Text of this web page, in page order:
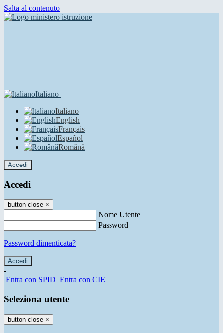
Salta al contenuto
Italiano
Italiano
English
Français
Español
Română
Accedi
Accedi
button close ×
Nome Utente
Password
Password dimenticata?
-
Entra con SPID Entra con CIE
Seleziona utente
button close ×